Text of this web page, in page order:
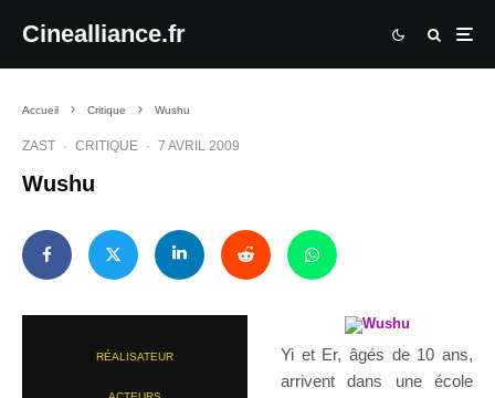
Cinealliance.fr
Accueil Critique Wushu
ZAST · CRITIQUE · 7 AVRIL 2009
Wushu
RÉALISATEUR
Yi et Er, âgés de 10 ans,
arrivent dans une école